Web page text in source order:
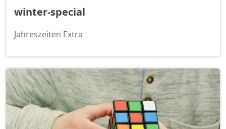
winter-special
Jahreszeiten Extra